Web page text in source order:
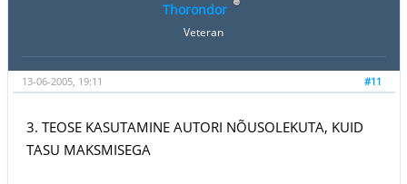
Thorondor
Veteran
#11
13-06-2005, 19:11
3. TEOSE KASUTAMINE AUTORI NÕUSOLEKUTA, KUID
TASU MAKSMISEGA